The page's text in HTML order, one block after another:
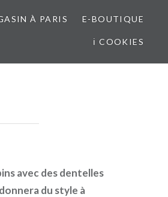
À PARIS E-BOUTIQUE
ℹ COOKIES
avec des dentelles
du style à